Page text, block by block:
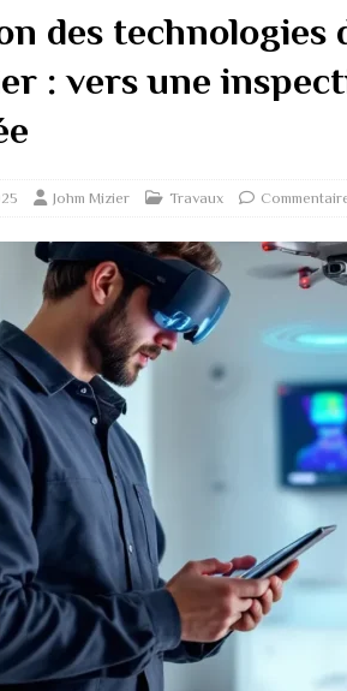
des technologies
: vers une
Johm Mizier Travaux